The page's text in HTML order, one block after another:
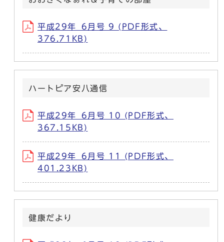
平成29年_6月号 9 (PDF形式、
376.71KB)
ハートピア安八通信
平成29年_6月号 10 (PDF形式、
367.15KB)
平成29年_6月号 11 (PDF形式、
401.23KB)
健康だより